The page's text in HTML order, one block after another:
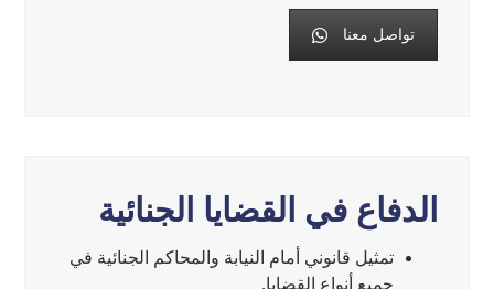
تواصل معنا
الدفاع في القضايا الجنائية
تمثيل قانوني أمام النيابة والمحاكم الجنائية في
جميع أنواع القضايا.